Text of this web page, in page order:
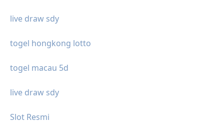
live draw sdy
togel hongkong lotto
togel macau 5d
live draw sdy
Slot Resmi